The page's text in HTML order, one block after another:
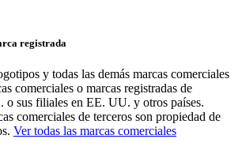
registrada
y todas las demás marcas comerciales
comerciales o marcas registradas de
o sus filiales en EE. UU. y otros países.
comerciales de terceros son propiedad de
Ver todas las marcas comerciales